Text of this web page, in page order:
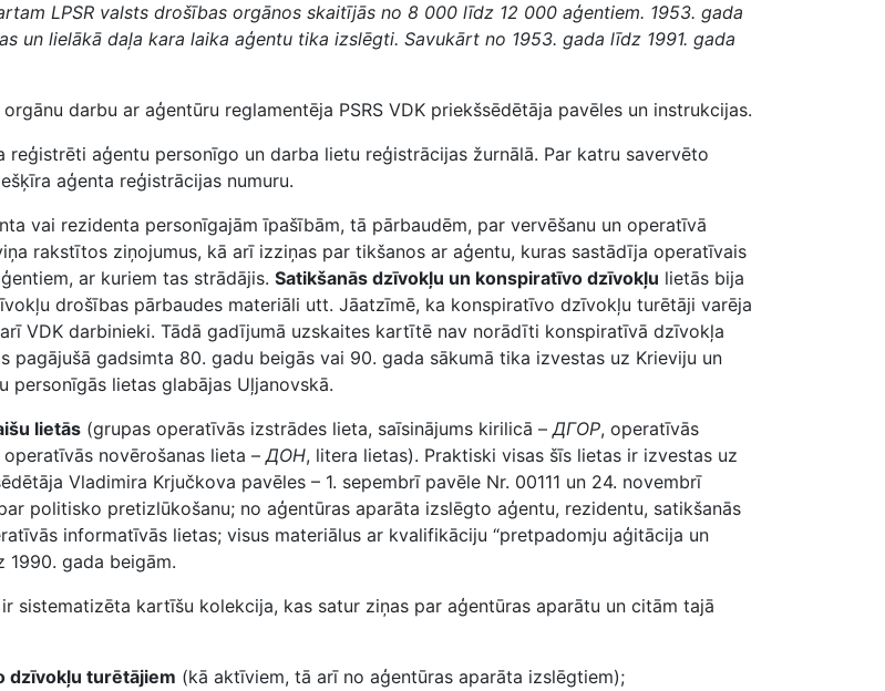
LPSR valsts drošības orgānos skaitījās no 8 000 līdz 12 000 aģentiem. 1953. gada
un lielākā daļa kara laika aģentu tika izslēgti. Savukārt no 1953. gada līdz 1991. gada
darbu ar aģentūru reglamentēja PSRS VDK priekšsēdētāja pavēles un instrukcijas.
aģentu personīgo un darba lietu reģistrācijas žurnālā. Par katru savervēto
aģenta reģistrācijas numuru.
vai rezidenta personīgajām īpašībām, tā pārbaudēm, par vervēšanu un operatīvā
rakstītos ziņojumus, kā arī izziņas par tikšanos ar aģentu, kuras sastādīja operatīvais
ar kuriem tas strādājis. Satikšanās dzīvokļu un konspiratīvo dzīvokļu lietās bija
drošības pārbaudes materiāli utt. Jāatzīmē, ka konspiratīvo dzīvokļu turētāji varēja
VDK darbinieki. Tādā gadījumā uzskaites kartītē nav norādīti konspiratīvā dzīvokļa
gadsimta 80. gadu beigās vai 90. gada sākumā tika izvestas uz Krieviju un
personīgās lietas glabājas Uļjanovskā.
lietās (grupas operatīvās izstrādes lieta, saīsinājums kirilicā –ДГОР, operatīvās
operatīvās novērošanas lieta –ДОН, litera lietas). Praktiski visas šīs lietas ir izvestas uz
Vladimira Krjučkova pavēles – 1. sepembrī pavēle Nr. 00111 un 24. novembrī
politisko pretizlūkošanu; no aģentūras aparāta izslēgto aģentu, rezidentu, satikšanās
informatīvās lietas; visus materiālus ar kvalifikāciju “pretpadomju aģitācija un
1990. gada beigām.
ir sistematizēta kartīšu kolekcija, kas satur ziņas par aģentūras aparātu un citām tajā
dzīvokļu turētājiem (kā aktīviem, tā arī no aģentūras aparāta izslēgtiem);